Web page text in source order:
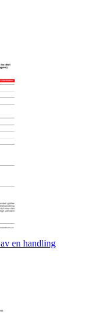
en handling